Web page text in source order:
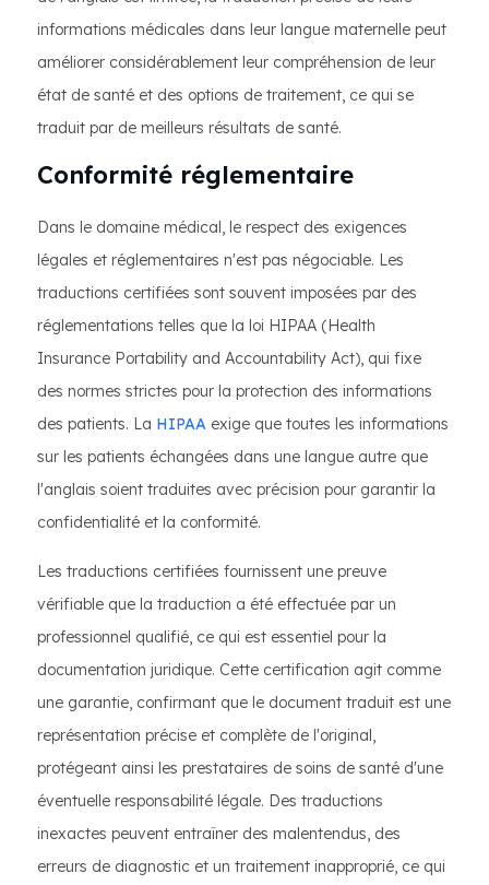
informations médicales dans leur langue maternelle peut
améliorer considérablement leur compréhension de leur
état de santé et des options de traitement, ce qui se
traduit par de meilleurs résultats de santé.
Conformité réglementaire
Dans le domaine médical, le respect des exigences
légales et réglementaires n'est pas négociable. Les
traductions certifiées sont souvent imposées par des
réglementations telles que la loi HIPAA (Health
Insurance Portability and Accountability Act), qui fixe
des normes strictes pour la protection des informations
des patients. La HIPAA exige que toutes les informations
sur les patients échangées dans une langue autre que
l'anglais soient traduites avec précision pour garantir la
confidentialité et la conformité.
Les traductions certifiées fournissent une preuve
vérifiable que la traduction a été effectuée par un
professionnel qualifié, ce qui est essentiel pour la
documentation juridique. Cette certification agit comme
une garantie, confirmant que le document traduit est une
représentation précise et complète de l'original,
protégeant ainsi les prestataires de soins de santé d'une
éventuelle responsabilité légale. Des traductions
inexactes peuvent entraîner des malentendus, des
erreurs de diagnostic et un traitement inapproprié, ce qui